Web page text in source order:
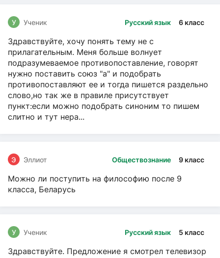
Русский язык 6 класс
У Ученик
Здравствуйте, хочу понять тему не с
прилагательным. Меня больше волнует
подразумеваемое противопоставление, говорят
нужно поставить союз "а" и подобрать
противопоставляют ее и тогда пишется раздельно
слово,но так же в правиле присутствует
пункт:если можно подобрать синоним то пишем
слитно и тут нера...
Обществознание 9 класс
Э Эллиот
Можно ли поступить на философию после 9
класса, Беларусь
Русский язык 5 класс
У Ученик
Здравствуйте. Предложение я смотрел телевизор